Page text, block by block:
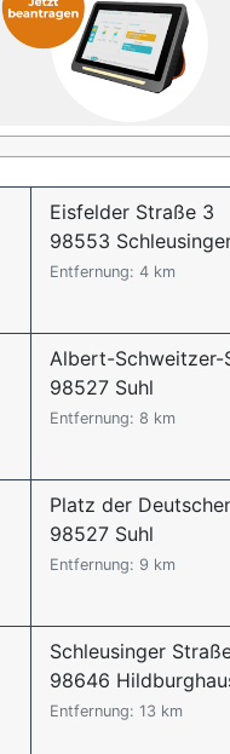
Eisfelder Straße 3
98553
Entfernung: 4 km
Albert-Schweitzer-
98527 Suhl
Entfernung: 8 km
Platz der
98527 Suhl
Entfernung: 9 km
Schleusinger
98646
Entfernung: 13 km